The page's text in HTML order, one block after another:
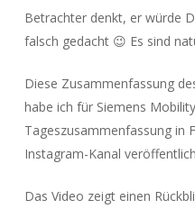
Betrachter denkt, er würde
falsch gedacht 😉 Es sind
Diese Zusammenfassung
habe ich für Siemens
Tageszusammenfassung in
Instagram-Kanal
Das Video zeigt einen